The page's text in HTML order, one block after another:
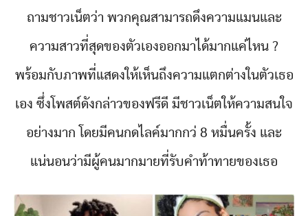
ถามชาวเน็ตว่า พวกคุณสามารถดึงความแมนและ
ความสาวที่สุดของตัวเองออกมาได้มากแค่ไหน ?
พร้อมกับภาพที่แสดงให้เห็นถึงความแตกต่างในตัวเธอ
เอง ซึ่งโพสต์ดังกล่าวของฟรีดี มีชาวเน็ตให้ความสนใจ
อย่างมาก โดยมีคนกดไลค์มากกว่ 8 หมื่นครั้ง และ
แน่นอนว่ามีผู้คนมากมายที่รับคำท้าทายของเธอ